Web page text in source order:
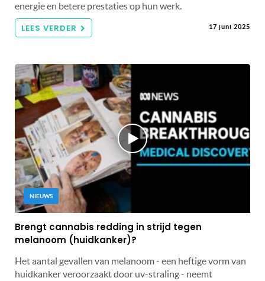
energie en betere prestaties op hun werk.
LEES VERDER 17 juni 2025
NIEUWS
Brengt cannabis redding in strijd tegen
melanoom (huidkanker)?
Het aantal gevallen van melanoom - een heftige vorm van
huidkanker veroorzaakt door uv-straling - neemt